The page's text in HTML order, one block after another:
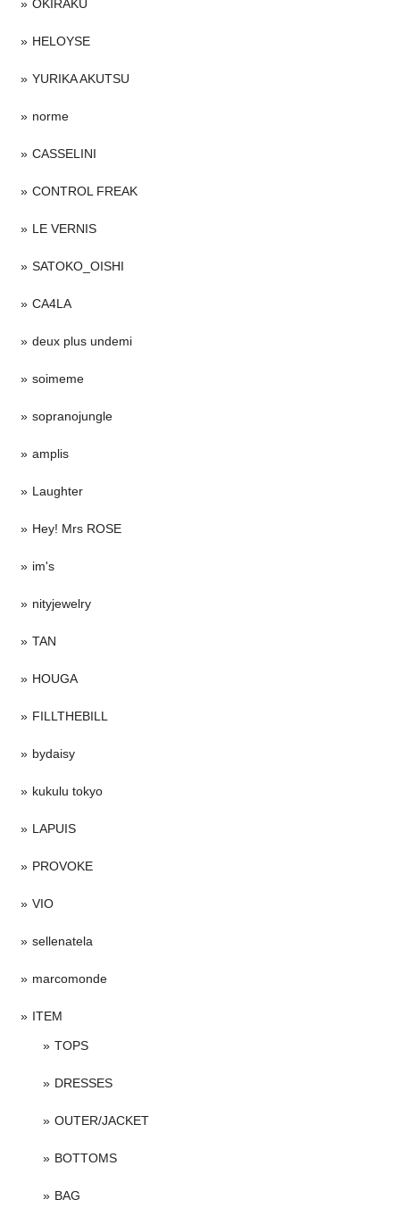
OKIRAKU
HELOYSE
YURIKA AKUTSU
norme
CASSELINI
CONTROL FREAK
LE VERNIS
SATOKO_OISHI
CA4LA
deux plus undemi
soimeme
sopranojungle
amplis
Laughter
Hey! Mrs ROSE
im's
nityjewelry
TAN
HOUGA
FILLTHEBILL
bydaisy
kukulu tokyo
LAPUIS
PROVOKE
VIO
sellenatela
marcomonde
ITEM
TOPS
DRESSES
OUTER/JACKET
BOTTOMS
BAG